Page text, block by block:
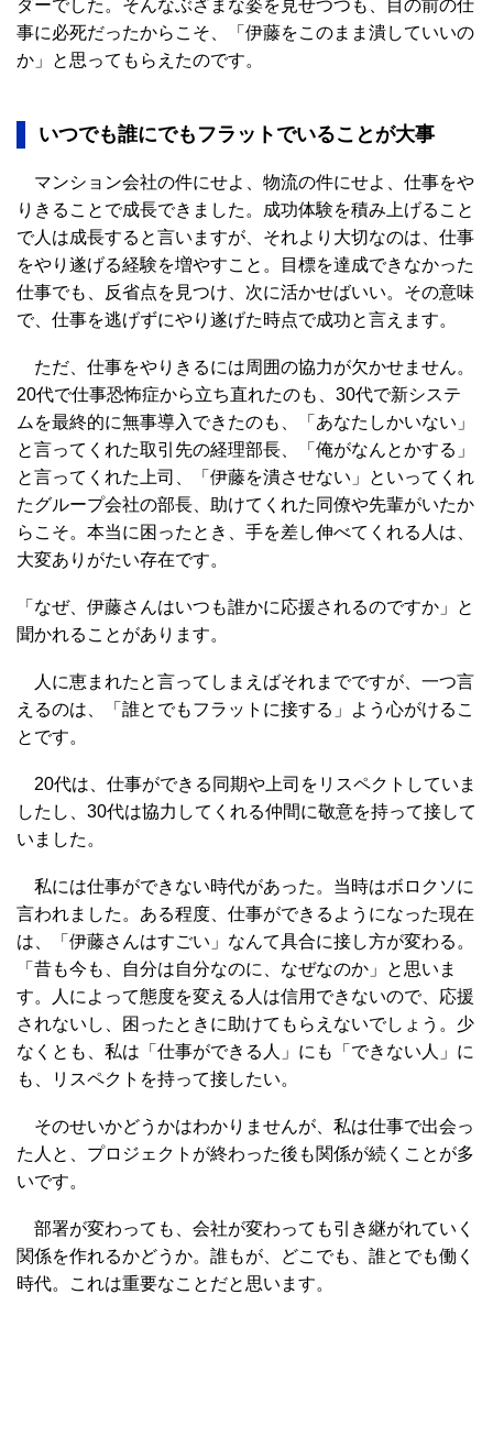
ダーでした。そんなぶざまな姿を見せつつも、目の前の仕
事に必死だったからこそ、「伊藤をこのまま潰していいの
か」と思ってもらえたのです。
いつでも誰にでもフラットでいることが大事
マンション会社の件にせよ、物流の件にせよ、仕事をや
りきることで成長できました。成功体験を積み上げること
で人は成長すると言いますが、それより大切なのは、仕事
をやり遂げる経験を増やすこと。目標を達成できなかった
仕事でも、反省点を見つけ、次に活かせばいい。その意味
で、仕事を逃げずにやり遂げた時点で成功と言えます。
ただ、仕事をやりきるには周囲の協力が欠かせません。
20代で仕事恐怖症から立ち直れたのも、30代で新システ
ムを最終的に無事導入できたのも、「あなたしかいない」
と言ってくれた取引先の経理部長、「俺がなんとかする」
と言ってくれた上司、「伊藤を潰させない」といってくれ
たグループ会社の部長、助けてくれた同僚や先輩がいたか
らこそ。本当に困ったとき、手を差し伸べてくれる人は、
大変ありがたい存在です。
「なぜ、伊藤さんはいつも誰かに応援されるのですか」と
聞かれることがあります。
人に恵まれたと言ってしまえばそれまでですが、一つ言
えるのは、「誰とでもフラットに接する」よう心がけるこ
とです。
20代は、仕事ができる同期や上司をリスペクトしていま
したし、30代は協力してくれる仲間に敬意を持って接して
いました。
私には仕事ができない時代があった。当時はボロクソに
言われました。ある程度、仕事ができるようになった現在
は、「伊藤さんはすごい」なんて具合に接し方が変わる。
「昔も今も、自分は自分なのに、なぜなのか」と思いま
す。人によって態度を変える人は信用できないので、応援
されないし、困ったときに助けてもらえないでしょう。少
なくとも、私は「仕事ができる人」にも「できない人」に
も、リスペクトを持って接したい。
そのせいかどうかはわかりませんが、私は仕事で出会っ
た人と、プロジェクトが終わった後も関係が続くことが多
いです。
部署が変わっても、会社が変わっても引き継がれていく
関係を作れるかどうか。誰もが、どこでも、誰とでも働く
時代。これは重要なことだと思います。